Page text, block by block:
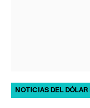
NOTICIAS DEL DÓLAR